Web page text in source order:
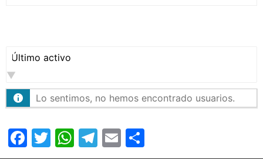
Mostrar:
Lo sentimos, no hemos encontrado usuarios.
Facebook
Twitter
WhatsApp
Telegram
Email